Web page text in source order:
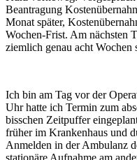
Beantragung
Monat später,
Wochen-Frist. Am nächsten
ziemlich genau acht Wochen
Ich bin am Tag vor der
Uhr hatte ich Termin zum
bisschen Zeitpuffer
früher im Krankenhaus und
Anmelden in der Ambulanz
stationäre Aufnahme am